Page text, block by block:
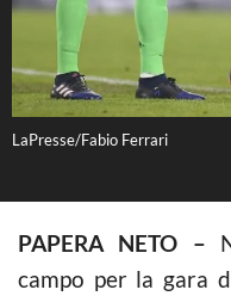
LaPresse/Fabio Ferrari
PAPERA NETO –
campo per la gara